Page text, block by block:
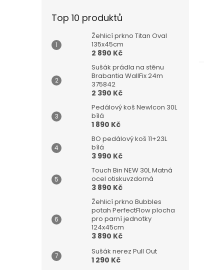
Top 10 produktů
Žehlicí prkno Titan Oval
135x45cm
2 890 Kč
Sušák prádla na stěnu
Brabantia WallFix 24m
375842
2 390 Kč
Pedálový koš NewIcon 30L
bílá
1 890 Kč
BO pedálový koš 11+23L
bílá
3 990 Kč
Touch Bin NEW 30L Matná
ocel otiskuvzdorná
3 890 Kč
Žehlicí prkno Bubbles
potah PerfectFlow plocha
pro parní jednotky
124x45cm
3 890 Kč
Sušák nerez Pull Out
1 290 Kč